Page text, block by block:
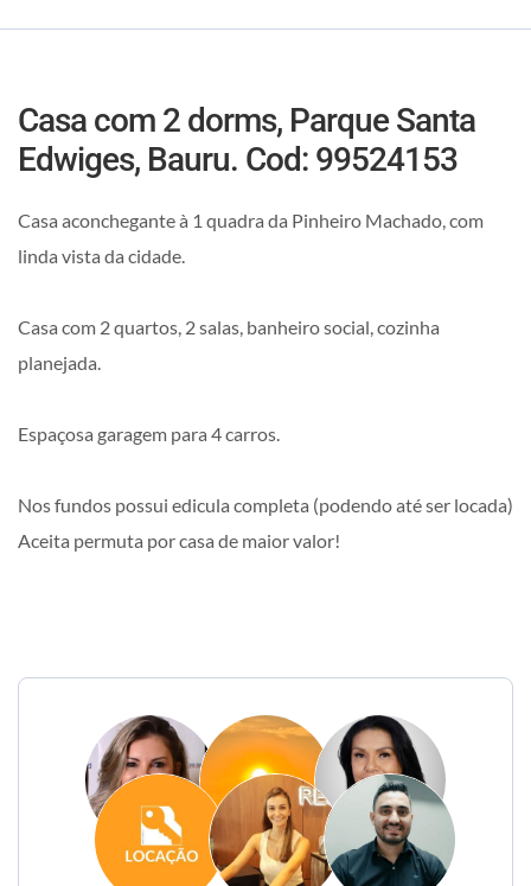
Casa com 2 dorms, Parque Santa
Edwiges, Bauru. Cod: 99524153
Casa aconchegante à 1 quadra da Pinheiro Machado, com
linda vista da cidade.
Casa com 2 quartos, 2 salas, banheiro social, cozinha
planejada.
Espaçosa garagem para 4 carros.
Nos fundos possui edicula completa (podendo até ser locada)
Aceita permuta por casa de maior valor!